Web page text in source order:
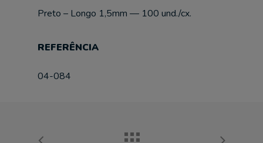
Preto – Longo 1,5mm — 100 und./cx.
REFERÊNCIA
04-084